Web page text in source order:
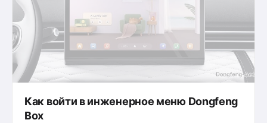
Как войти в инженерное меню Dongfeng
Box